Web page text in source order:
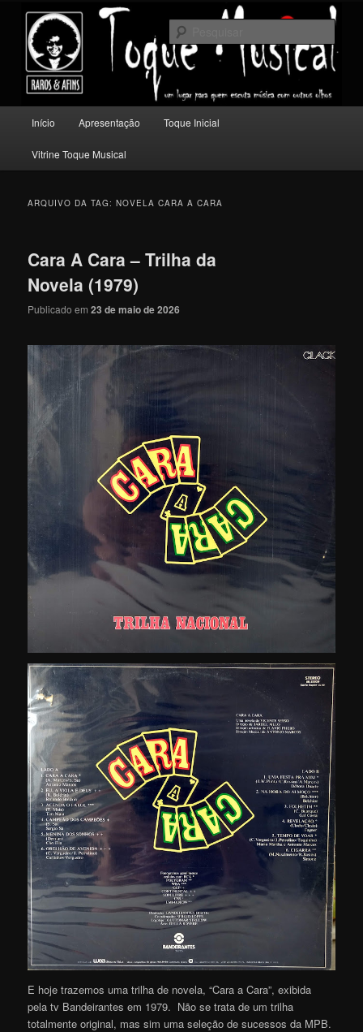
conteúdo
principal
conteúdo
secundário
Toque Musical
Um lugar para quem escuta música com outros olhos.
principal
Início Apresentação Toque Inicial
Vitrine Toque Musical
ARQUIVO DA TAG:NOVELA CARA A CARA
Cara A Cara – Trilha da
Novela (1979)
Publicado em23 de maio de 2026
E hoje trazemos uma trilha de novela, “Cara a Cara”, exibida
pela tv Bandeirantes em 1979. Não se trata de um trilha
totalmente original, mas sim uma seleção de sucessos da MPB.